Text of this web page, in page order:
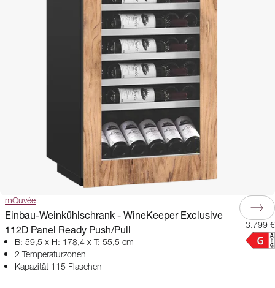
mQuvée
Einbau-Weinkühlschrank - WineKeeper Exclusive
112D Panel Ready Push/Pull
B: 59,5 x H: 178,4 x T: 55,5 cm
2 Temperaturzonen
Kapazität 115 Flaschen
3.799 €